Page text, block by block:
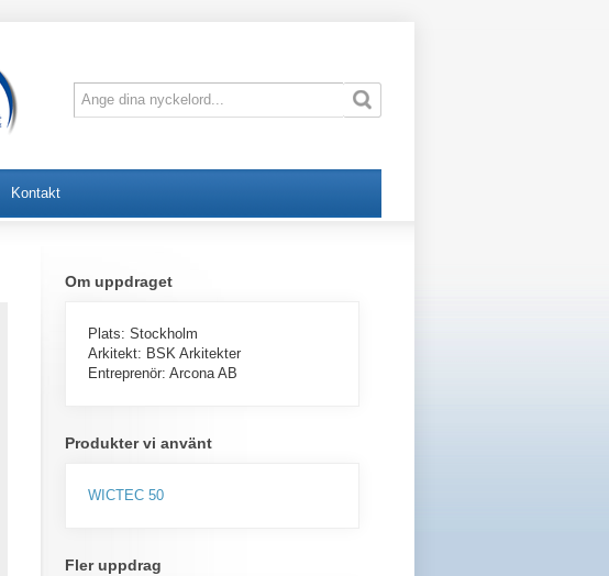
Kontakt
Om uppdraget
Plats: Stockholm
Arkitekt: BSK Arkitekter
Entreprenör: Arcona AB
Produkter vi använt
WICTEC 50
Fler uppdrag